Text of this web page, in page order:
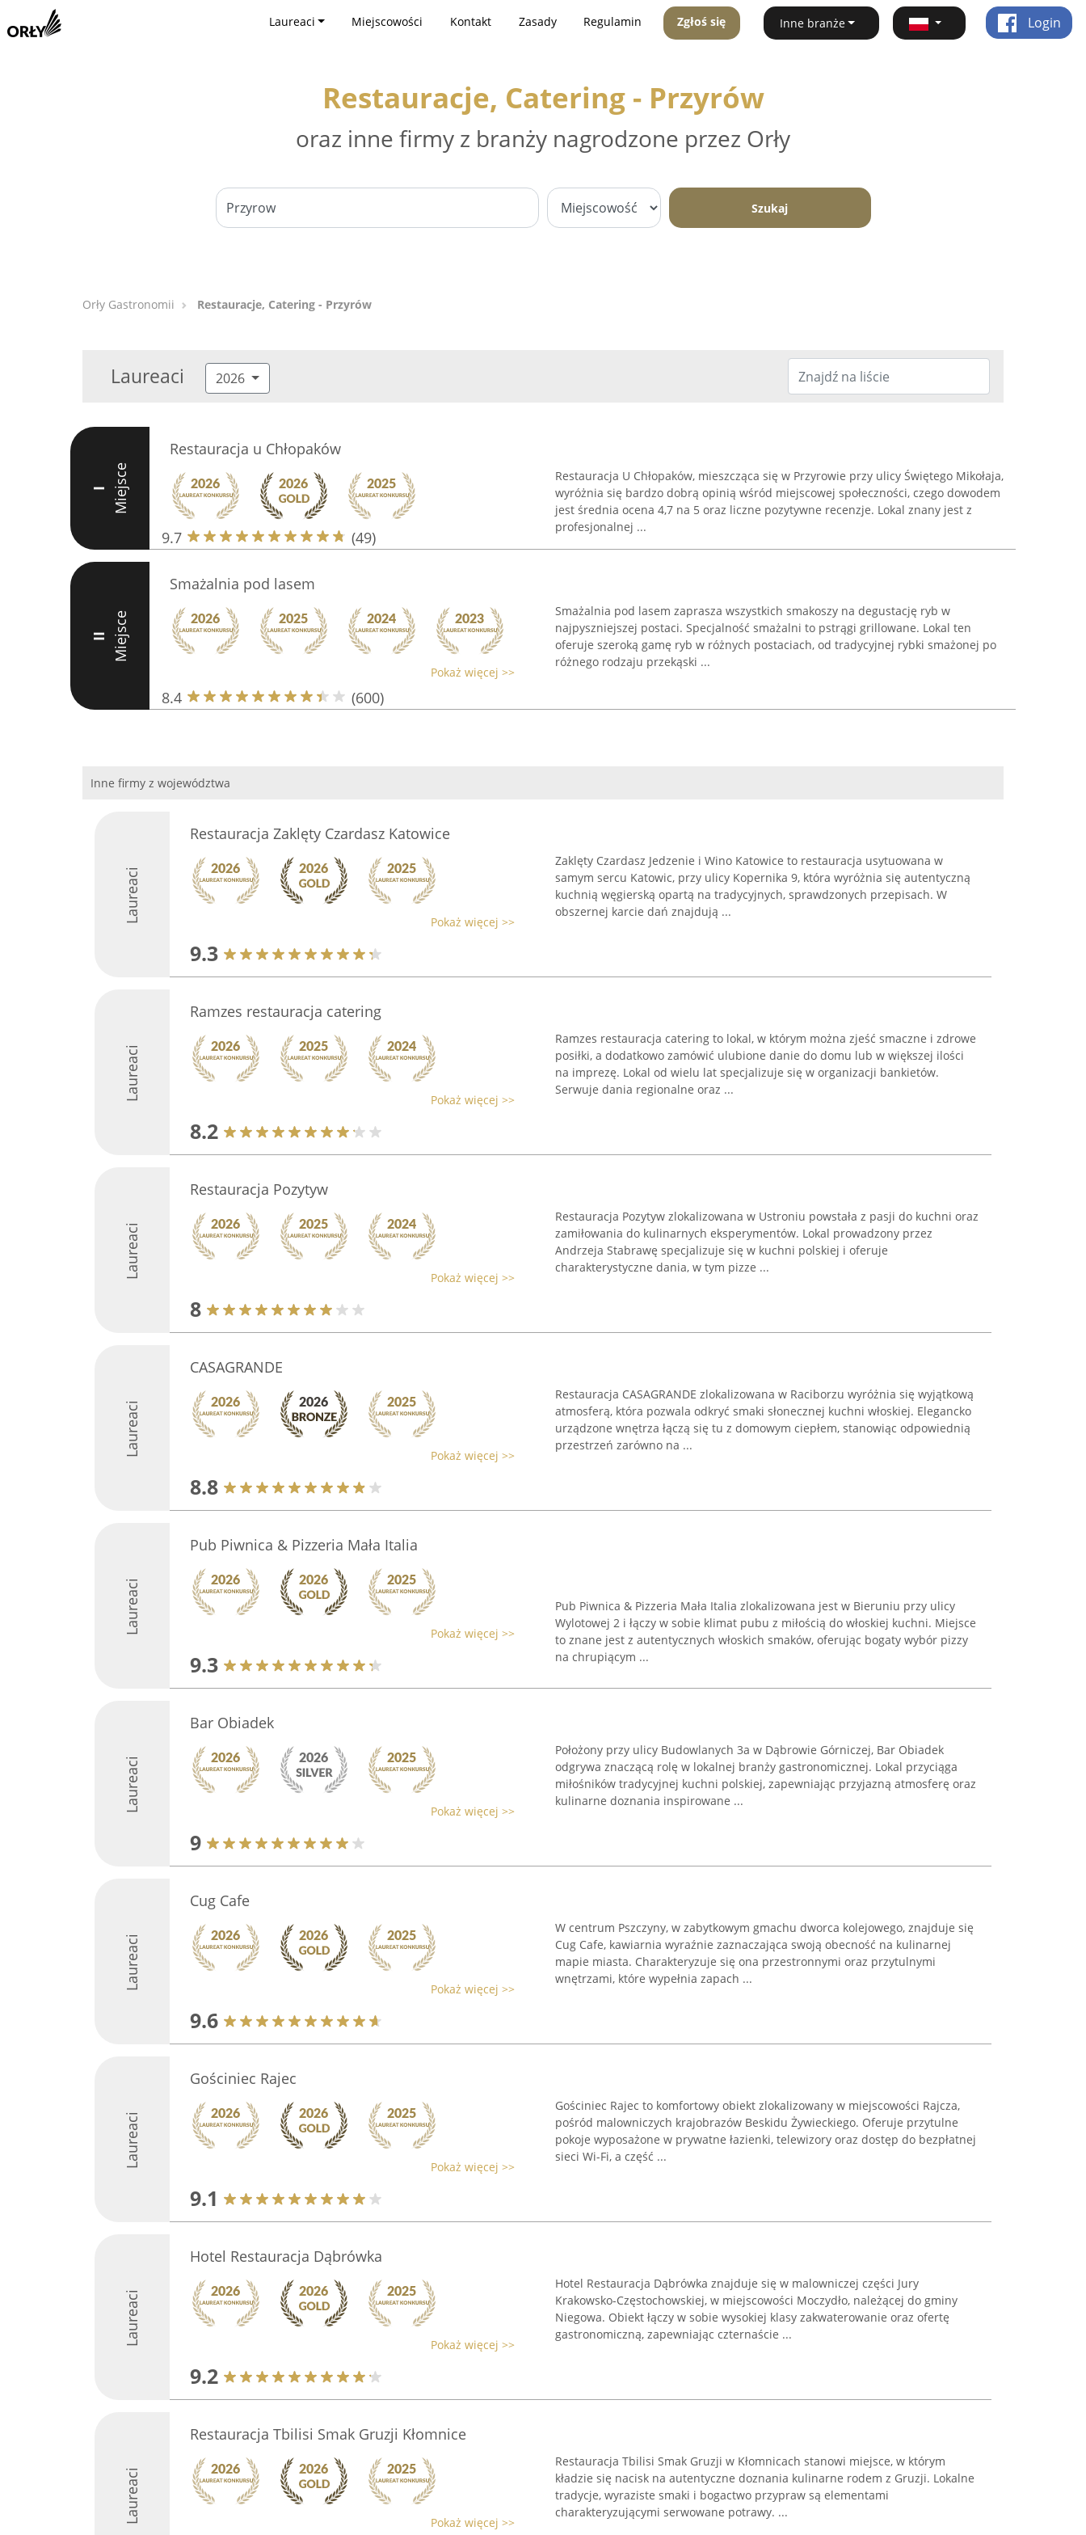
Laureaci Miejscowości Kontakt Zasady Regulamin Zgłoś się Inne branże Login
Restauracje, Catering - Przyrów
oraz inne firmy z branży nagrodzone przez Orły
Szukaj
Orły Gastronomii Restauracje, Catering - Przyrów
Laureaci 2026
I Miejsce
Restauracja u Chłopaków
9.7 (49)
Restauracja U Chłopaków, mieszcząca się w Przyrowie przy ulicy Świętego Mikołaja,
wyróżnia się bardzo dobrą opinią wśród miejscowej społeczności, czego dowodem
jest średnia ocena 4,7 na 5 oraz liczne pozytywne recenzje. Lokal znany jest z
profesjonalnej ...
II Miejsce
Smażalnia pod lasem
Pokaż więcej >>
8.4 (600)
Smażalnia pod lasem zaprasza wszystkich smakoszy na degustację ryb w
najpyszniejszej postaci. Specjalność smażalni to pstrągi grillowane. Lokal ten
oferuje szeroką gamę ryb w różnych postaciach, od tradycyjnej rybki smażonej po
różnego rodzaju przekąski ...
Inne firmy z województwa
Laureaci
Restauracja Zaklęty Czardasz Katowice
Pokaż więcej >>
9.3
Zaklęty Czardasz Jedzenie i Wino Katowice to restauracja usytuowana w
samym sercu Katowic, przy ulicy Kopernika 9, która wyróżnia się autentyczną
kuchnią węgierską opartą na tradycyjnych, sprawdzonych przepisach. W
obszernej karcie dań znajdują ...
Laureaci
Ramzes restauracja catering
Pokaż więcej >>
8.2
Ramzes restauracja catering to lokal, w którym można zjeść smaczne i zdrowe
posiłki, a dodatkowo zamówić ulubione danie do domu lub w większej ilości
na imprezę. Lokal od wielu lat specjalizuje się w organizacji bankietów.
Serwuje dania regionalne oraz ...
Laureaci
Restauracja Pozytyw
Pokaż więcej >>
8
Restauracja Pozytyw zlokalizowana w Ustroniu powstała z pasji do kuchni oraz
zamiłowania do kulinarnych eksperymentów. Lokal prowadzony przez
Andrzeja Stabrawę specjalizuje się w kuchni polskiej i oferuje
charakterystyczne dania, w tym pizze ...
Laureaci
CASAGRANDE
Pokaż więcej >>
8.8
Restauracja CASAGRANDE zlokalizowana w Raciborzu wyróżnia się wyjątkową
atmosferą, która pozwala odkryć smaki słonecznej kuchni włoskiej. Elegancko
urządzone wnętrza łączą się tu z domowym ciepłem, stanowiąc odpowiednią
przestrzeń zarówno na ...
Laureaci
Pub Piwnica & Pizzeria Mała Italia
Pokaż więcej >>
9.3
Pub Piwnica & Pizzeria Mała Italia zlokalizowana jest w Bieruniu przy ulicy
Wylotowej 2 i łączy w sobie klimat pubu z miłością do włoskiej kuchni. Miejsce
to znane jest z autentycznych włoskich smaków, oferując bogaty wybór pizzy
na chrupiącym ...
Laureaci
Bar Obiadek
Pokaż więcej >>
9
Położony przy ulicy Budowlanych 3a w Dąbrowie Górniczej, Bar Obiadek
odgrywa znaczącą rolę w lokalnej branży gastronomicznej. Lokal przyciąga
miłośników tradycyjnej kuchni polskiej, zapewniając przyjazną atmosferę oraz
kulinarne doznania inspirowane ...
Laureaci
Cug Cafe
Pokaż więcej >>
9.6
W centrum Pszczyny, w zabytkowym gmachu dworca kolejowego, znajduje się
Cug Cafe, kawiarnia wyraźnie zaznaczająca swoją obecność na kulinarnej
mapie miasta. Charakteryzuje się ona przestronnymi oraz przytulnymi
wnętrzami, które wypełnia zapach ...
Laureaci
Gościniec Rajec
Pokaż więcej >>
9.1
Gościniec Rajec to komfortowy obiekt zlokalizowany w miejscowości Rajcza,
pośród malowniczych krajobrazów Beskidu Żywieckiego. Oferuje przytulne
pokoje wyposażone w prywatne łazienki, telewizory oraz dostęp do bezpłatnej
sieci Wi-Fi, a część ...
Laureaci
Hotel Restauracja Dąbrówka
Pokaż więcej >>
9.2
Hotel Restauracja Dąbrówka znajduje się w malowniczej części Jury
Krakowsko-Częstochowskiej, w miejscowości Moczydło, należącej do gminy
Niegowa. Obiekt łączy w sobie wysokiej klasy zakwaterowanie oraz ofertę
gastronomiczną, zapewniając czternaście ...
Laureaci
Restauracja Tbilisi Smak Gruzji Kłomnice
Pokaż więcej >>
Restauracja Tbilisi Smak Gruzji w Kłomnicach stanowi miejsce, w którym
kładzie się nacisk na autentyczne doznania kulinarne rodem z Gruzji. Lokalne
tradycje, wyraziste smaki i bogactwo przypraw są elementami
charakteryzującymi serwowane potrawy. ...